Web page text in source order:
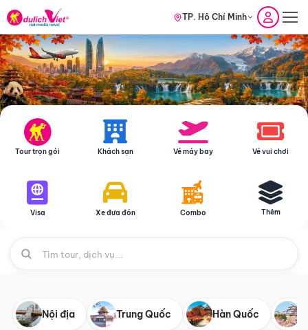
TP. Hồ Chí Minh
Tour trọn gói Khách sạn Vé máy bay Vé vui chơi
Visa Xe đưa đón Combo Thêm
Nội địa Trung Quốc Hàn Quốc